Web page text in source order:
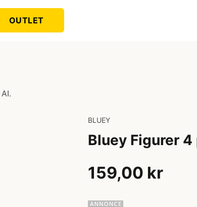
OUTLET
BLUEY
Bluey Figurer
159,00 kr